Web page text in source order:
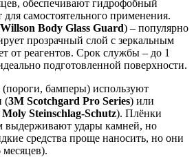
обеспечивают гидрофобный
самостоятельного применения.
Willson Body Glass Guard) – популярно
прозрачный слой с зеркальным
от реагентов. Срок службы – до 1
подготовленной поверхности.
бамперы) используют
(3M Scotchgard Pro Series) или
Steinschlag-Schutz). Плёнки
выдерживают удары камней, но
средства проще наносить, но они